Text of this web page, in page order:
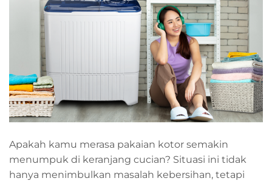
Apakah kamu merasa pakaian kotor semakin
menumpuk di keranjang cucian? Situasi ini tidak
hanya menimbulkan masalah kebersihan, tetapi